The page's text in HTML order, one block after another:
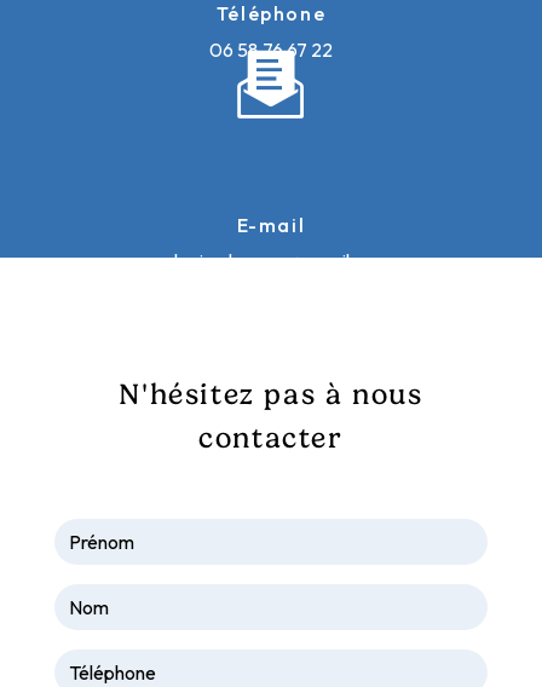
Téléphone
06 58 76 67 22
E-mail
galopinsdusancy@gmail.com
N'hésitez pas à nous
contacter